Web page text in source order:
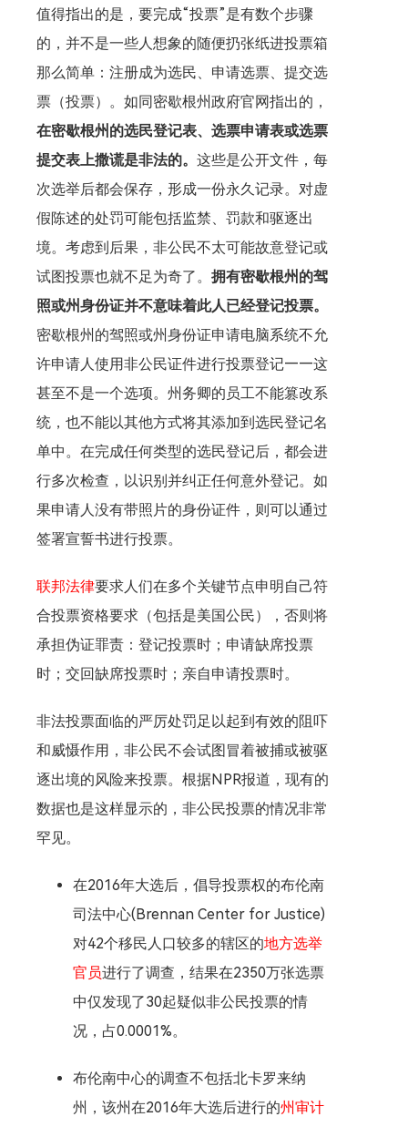
值得指出的是，要完成“投票”是有数个步骤
的，并不是一些人想象的随便扔张纸进投票箱
那么简单：注册成为选民、申请选票、提交选
票（投票）。如同密歇根州政府官网指出的，
在密歇根州的选民登记表、选票申请表或选票
提交表上撒谎是非法的。 这些是公开文件，每
次选举后都会保存，形成一份永久记录。对虚
假陈述的处罚可能包括监禁、罚款和驱逐出
境。考虑到后果，非公民不太可能故意登记或
试图投票也就不足为奇了。 拥有密歇根州的驾
照或州身份证并不意味着此人已经登记投票。
密歇根州的驾照或州身份证申请电脑系统不允
许申请人使用非公民证件进行投票登记——这
甚至不是一个选项。州务卿的员工不能篡改系
统，也不能以其他方式将其添加到选民登记名
单中。在完成任何类型的选民登记后，都会进
行多次检查，以识别并纠正任何意外登记。如
果申请人没有带照片的身份证件，则可以通过
签署宣誓书进行投票。
联邦法律要求人们在多个关键节点申明自己符
合投票资格要求（包括是美国公民），否则将
承担伪证罪责：登记投票时；申请缺席投票
时；交回缺席投票时；亲自申请投票时。
非法投票面临的严厉处罚足以起到有效的阻吓
和威慑作用，非公民不会试图冒着被捕或被驱
逐出境的风险来投票。根据NPR报道，现有的
数据也是这样显示的，非公民投票的情况非常
罕见。
在2016年大选后，倡导投票权的布伦南
司法中心(Brennan Center for Justice)
对42个移民人口较多的辖区的地方选举
官员进行了调查，结果在2350万张选票
中仅发现了30起疑似非公民投票的情
况，占0.0001%。
布伦南中心的调查不包括北卡罗来纳
州，该州在2016年大选后进行的州审计